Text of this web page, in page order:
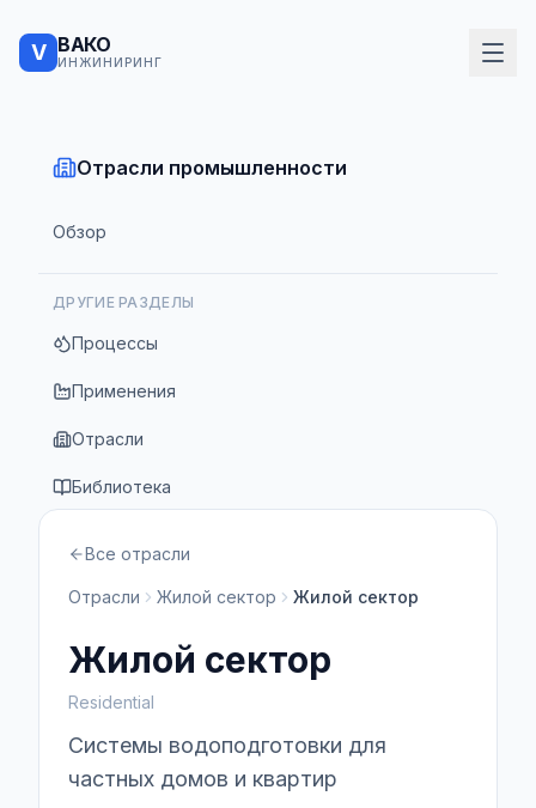
V ВАКО
ИНЖИНИРИНГ
Отрасли промышленности
Обзор
ДРУГИЕ РАЗДЕЛЫ
Процессы
Применения
Отрасли
Библиотека
Все отрасли
Отрасли Жилой сектор Жилой сектор
Жилой сектор
Residential
Системы водоподготовки для
частных домов и квартир